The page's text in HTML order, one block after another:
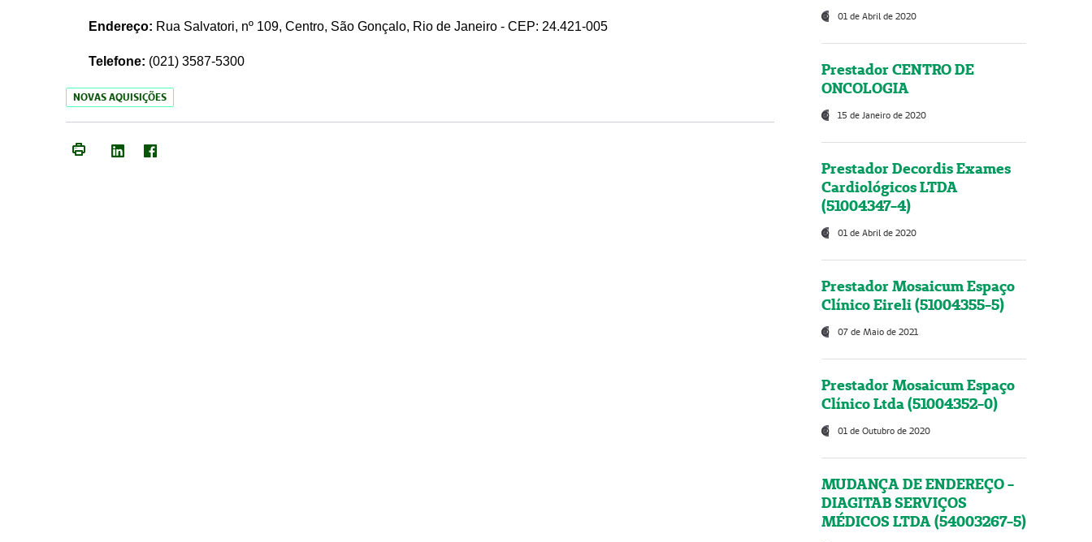
Endereço: Rua Salvatori, nº 109, Centro, São Gonçalo, Rio de Janeiro - CEP: 24.421-005
Telefone: (021) 3587-5300
NOVAS AQUISIÇÕES
01 de Abril de 2020
Prestador CENTRO DE
ONCOLOGIA
15 de Janeiro de 2020
Prestador Decordis Exames
Cardiológicos LTDA
(51004347-4)
01 de Abril de 2020
Prestador Mosaicum Espaço
Clínico Eireli (51004355-5)
07 de Maio de 2021
Prestador Mosaicum Espaço
Clínico Ltda (51004352-0)
01 de Outubro de 2020
MUDANÇA DE ENDEREÇO -
DIAGITAB SERVIÇOS
MÉDICOS LTDA (54003267-5)